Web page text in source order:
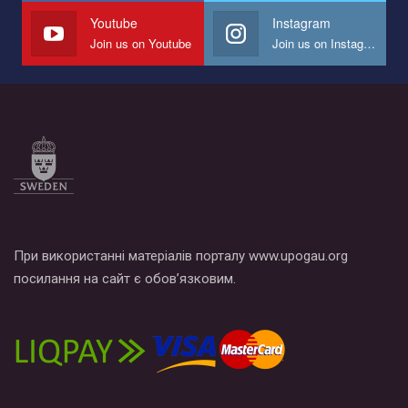
СОГИ в Украине.
Все, что вам нужно сделать - это зайти на наш канал YouTube
по этой ссылке и поставить лайк под видео.
Youtube
Join us on Youtube
Instagram
Join us on Instagram
При використанні матеріалів порталу www.upogau.org
посилання на сайт є обов’язковим.